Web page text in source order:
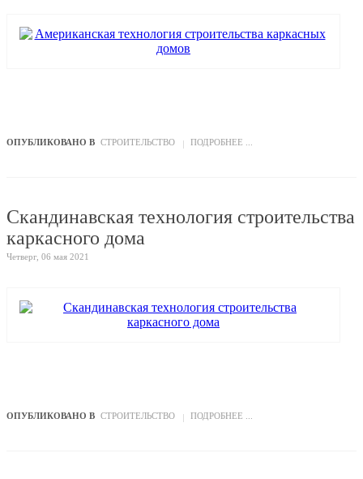
ОПУБЛИКОВАНО В СТРОИТЕЛЬСТВО ПОДРОБНЕЕ ...
Скандинавская технология строительства
каркасного дома
Четверг, 06 мая 2021
ОПУБЛИКОВАНО В СТРОИТЕЛЬСТВО ПОДРОБНЕЕ ...